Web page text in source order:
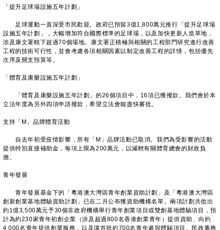
「提升足球場設施五年計劃」
足球運動一直深受市民歡迎。政府已預留3億1,800萬元推行「提升足球場
設施五年計劃」，大幅增加符合國際標準的足球場，以及加快更新人造草地，
涉及康文署轄下超過70個場地。康文署正積極與相關的工程部門研究進行改善
工程的技術可行性，並會考慮各項相關因素以制定改善工程的詳情，包括優先
次序及開支預算等。
「體育及康樂設施五年計劃」
「體育及康樂設施五年計劃」的26個項目中，16項已獲撥款。我們會於本
立法年度為另外四項申請撥款，希望立法會能盡快審批。
支持「M」品牌體育活動
自去年初受疫情影響，所有「M」品牌活動已取消。我們為受影響的活動
提供特別直接補助金，每項上限為200萬元，以減輕有關體育總會的財政負
擔。
青年發展
青年發展基金下的「粵港澳大灣區青年創業資助計劃」及「粵港澳大灣區
創新創業基地體驗資助計劃」已在二月公布獲資助機構名單。兩項計劃共批出
約1億3,500萬元予30個非政府機構舉行青年創業項目或雙創基地體驗項目，預
計為約230家青年初創企業（涉及超過800名香港創業青年）提供資助、向約
4 000名青年提供創業服務，以及讓首批約700名青年參與體驗項目。民政事務